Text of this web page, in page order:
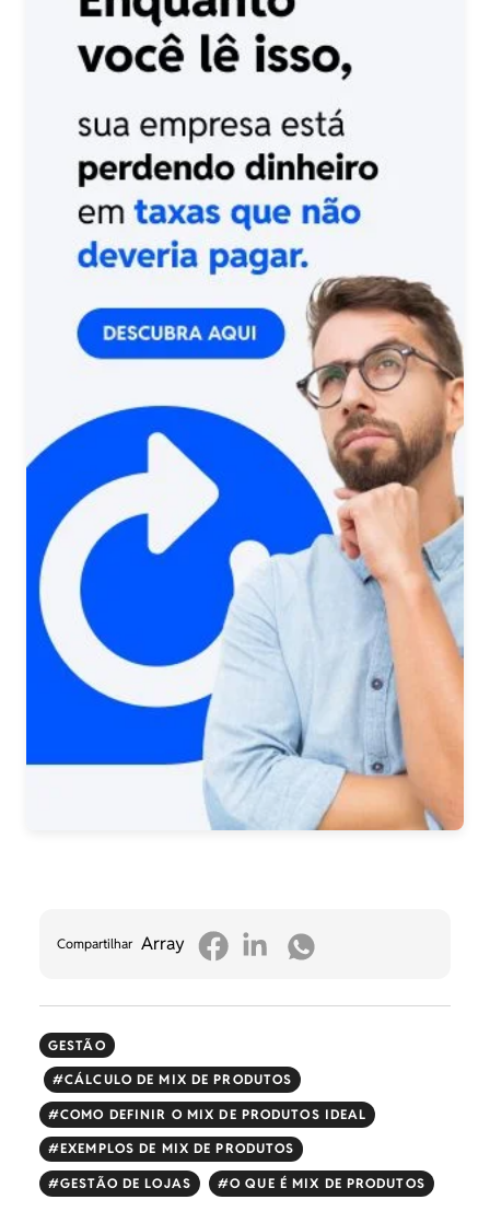
Compartilhar Array
GESTÃO
CÁLCULO DE MIX DE PRODUTOS
COMO DEFINIR O MIX DE PRODUTOS IDEAL
EXEMPLOS DE MIX DE PRODUTOS
GESTÃO DE LOJAS O QUE É MIX DE PRODUTOS